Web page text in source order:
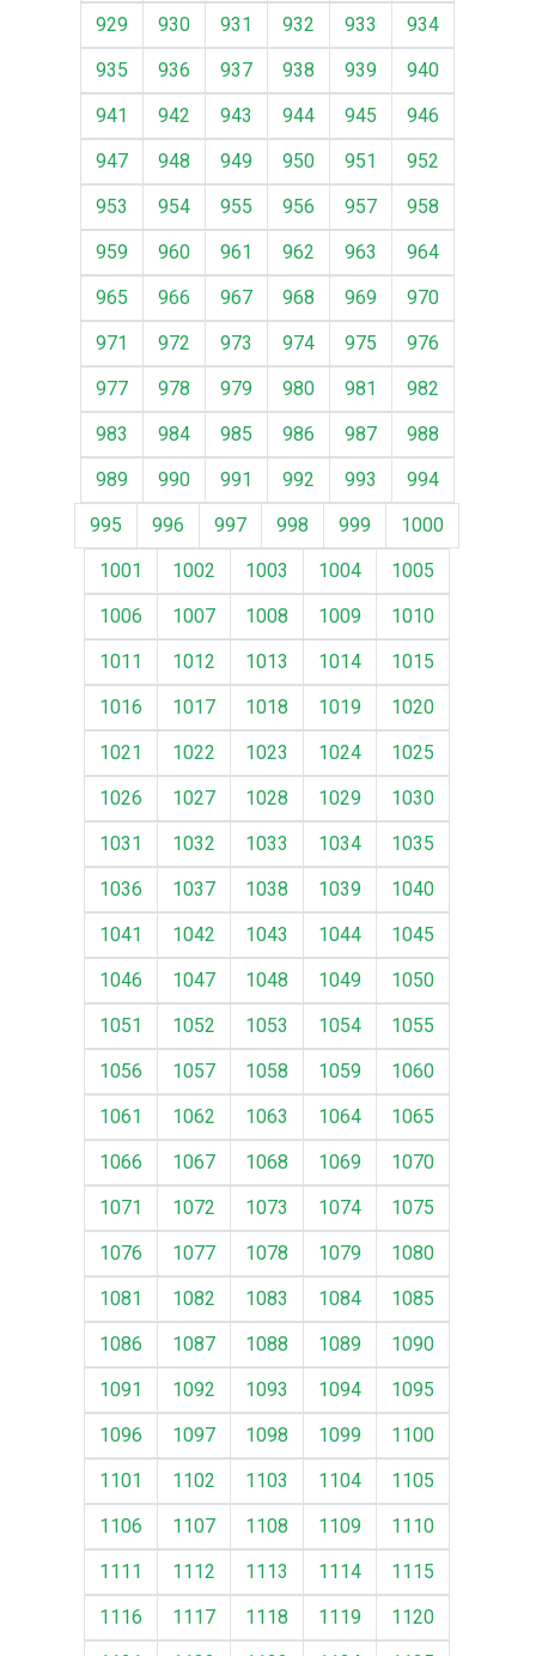
929
930 931 932 933
934
935
936 937 938 939
940
941
942 943 944 945
946
947
948 949 950 951
952
953
954 955 956 957
958
959
960 961 962 963
964
965
966 967 968 969
970
971
972 973 974 975
976
977
978 979 980 981
982
983
984 985 986 987
988
989
990 991 992 993
994
995
996 997 998 999
1000
1001
1002 1003 1004
1005
1006
1007 1008 1009
1010
1011
1012 1013 1014
1015
1016
1017 1018 1019
1020
1021
1022 1023 1024
1025
1026
1027 1028 1029
1030
1031
1032 1033 1034
1035
1036
1037 1038 1039
1040
1041
1042 1043 1044
1045
1046
1047 1048 1049
1050
1051
1052 1053 1054
1055
1056
1057 1058 1059
1060
1061
1062 1063 1064
1065
1066
1067 1068 1069
1070
1071
1072 1073 1074
1075
1076
1077 1078 1079
1080
1081
1082 1083 1084
1085
1086
1087 1088 1089
1090
1091
1092 1093 1094
1095
1096
1097 1098 1099
1100
1101
1102 1103 1104
1105
1106
1107 1108 1109
1110
1111
1112 1113 1114
1115
1116
1117 1118 1119
1120